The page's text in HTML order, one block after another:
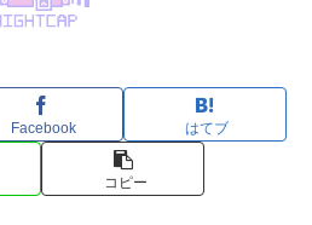
Facebook はてブ
コピー